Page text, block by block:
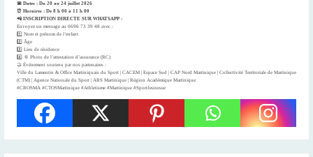
📅 Dates : Du 20 au 24 juillet 2026
⏰ Horaires : De 8 h 00 à 11 h 00
​📲 INSCRIPTION DIRECTE SUR WHATSAPP :
Envoyez un message au 0696 73 39 48 avec :
1️⃣ Nom et prénom de l’enfant
2️⃣ Âge
3️⃣ Lieu de résidence
4️⃣ 📎 Photo de l’attestation d’assurance (RC)
​🤝 Événement soutenu par nos partenaires :
Ville du Lamentin & Office Martiniquais du Sport | CACEM | Espace Sud | CAP Nord Martinique | Collectivité Territoriale de Martinique
(CTM) | Agence Nationale du Sport | ARS Martinique | Région Académique Martinique.
​#CROSMA #CTOSMartinique #Athletisme #Martinique #SportJeunesse